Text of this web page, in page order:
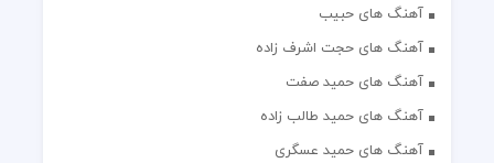
آهنگ های حبیب
آهنگ های حجت اشرف زاده
آهنگ های حمید صفت
آهنگ های حمید طالب زاده
آهنگ های حمید عسگری